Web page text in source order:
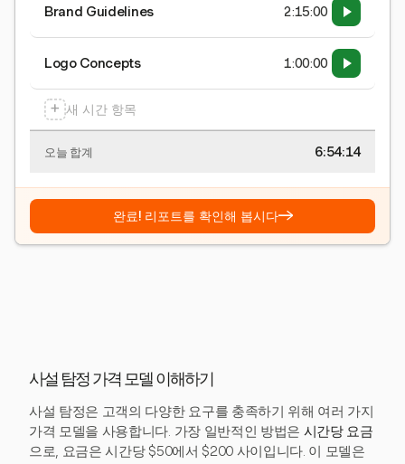
Brand Guidelines 2:15:00
Logo Concepts 1:00:00
+ 새 시간 항목
오늘 합계 6:54:15
완료! 리포트를 확인해 봅시다→
사설 탐정 가격 모델 이해하기
사설 탐정은 고객의 다양한 요구를 충족하기 위해 여러 가지
가격 모델을 사용합니다. 가장 일반적인 방법은 시간당 요금
으로, 요금은 시간당 $50에서 $200 사이입니다. 이 모델은